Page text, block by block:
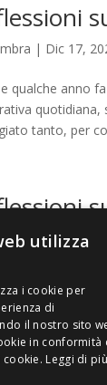
| Dic 17,
qualche anno
quotidiana,
tanto, per
|Dic 17,
grazie
e la
utilizza
i cookie per
di
il nostro sito
in conformità
Leggi di più